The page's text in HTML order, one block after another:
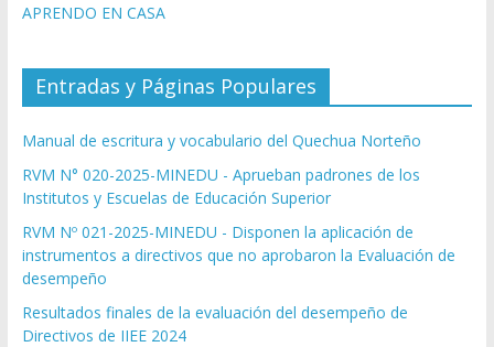
APRENDO EN CASA
Entradas y Páginas Populares
Manual de escritura y vocabulario del Quechua Norteño
RVM N° 020-2025-MINEDU - Aprueban padrones de los
Institutos y Escuelas de Educación Superior
RVM Nº 021-2025-MINEDU - Disponen la aplicación de
instrumentos a directivos que no aprobaron la Evaluación de
desempeño
Resultados finales de la evaluación del desempeño de
Directivos de IIEE 2024